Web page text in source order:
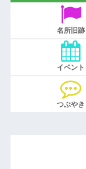
名所旧跡
イベント
つぶやき